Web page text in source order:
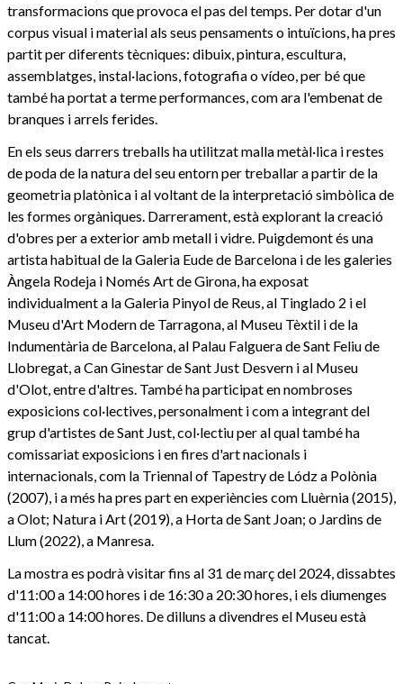
transformacions que provoca el pas del temps. Per dotar d'un
corpus visual i material als seus pensaments o intuïcions, ha pres
partit per diferents tècniques: dibuix, pintura, escultura,
assemblatges, instal·lacions, fotografia o vídeo, per bé que
també ha portat a terme performances, com ara l'embenat de
branques i arrels ferides.
En els seus darrers treballs ha utilitzat malla metàl·lica i restes
de poda de la natura del seu entorn per treballar a partir de la
geometria platònica i al voltant de la interpretació simbòlica de
les formes orgàniques. Darrerament, està explorant la creació
d'obres per a exterior amb metall i vidre. Puigdemont és una
artista habitual de la Galeria Eude de Barcelona i de les galeries
Àngela Rodeja i Només Art de Girona, ha exposat
individualment a la Galeria Pinyol de Reus, al Tinglado 2 i el
Museu d'Art Modern de Tarragona, al Museu Tèxtil i de la
Indumentària de Barcelona, al Palau Falguera de Sant Feliu de
Llobregat, a Can Ginestar de Sant Just Desvern i al Museu
d'Olot, entre d'altres. També ha participat en nombroses
exposicions col·lectives, personalment i com a integrant del
grup d'artistes de Sant Just, col·lectiu per al qual també ha
comissariat exposicions i en fires d'art nacionals i
internacionals, com la Triennal of Tapestry de Lódz a Polònia
(2007), i a més ha pres part en experiències com Lluèrnia (2015),
a Olot; Natura i Art (2019), a Horta de Sant Joan; o Jardins de
Llum (2022), a Manresa.
La mostra es podrà visitar fins al 31 de març del 2024, dissabtes
d'11:00 a 14:00 hores i de 16:30 a 20:30 hores, i els diumenges
d'11:00 a 14:00 hores. De dilluns a divendres el Museu està
tancat.